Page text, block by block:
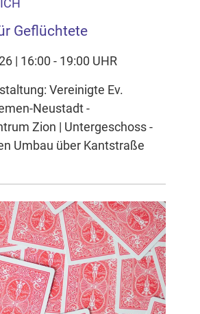
Geflüchtete
| 16:00 - 19:00 UHR
Vereinigte Ev.
Neustadt -
Zion | Untergeschoss -
Umbau über Kantstraße